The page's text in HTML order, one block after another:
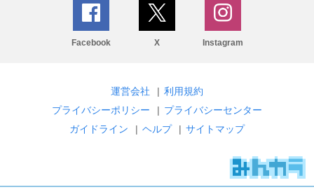
Facebook X Instagram
運営会社 | 利用規約
プライバシーポリシー
| プライバシーセンター
ガイドライン
| ヘルプ | サイトマップ